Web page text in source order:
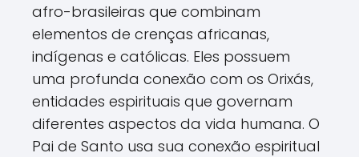
afro-brasileiras que combinam
elementos de crenças africanas,
indígenas e católicas. Eles possuem
uma profunda conexão com os Orixás,
entidades espirituais que governam
diferentes aspectos da vida humana. O
Pai de Santo usa sua conexão espiritual